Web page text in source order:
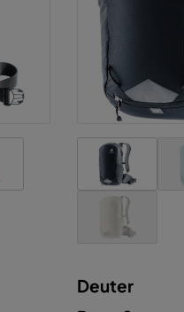
Deuter